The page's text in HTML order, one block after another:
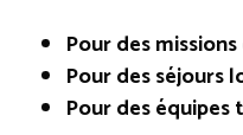
Pour des
Pour des séjours
Pour des équipes